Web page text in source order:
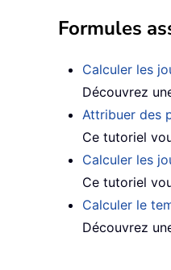
Formules
Calculer les
Découvrez
Attribuer des
Ce tutoriel
Calculer les
Ce tutoriel
Calculer le
Découvrez